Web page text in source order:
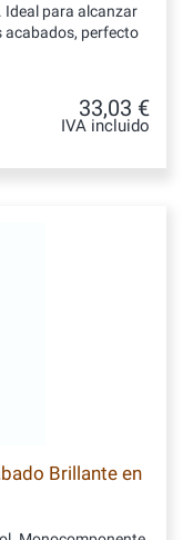
Ideal para alcanzar
acabados, perfecto
33,03 €
IVA incluido
Brillante en